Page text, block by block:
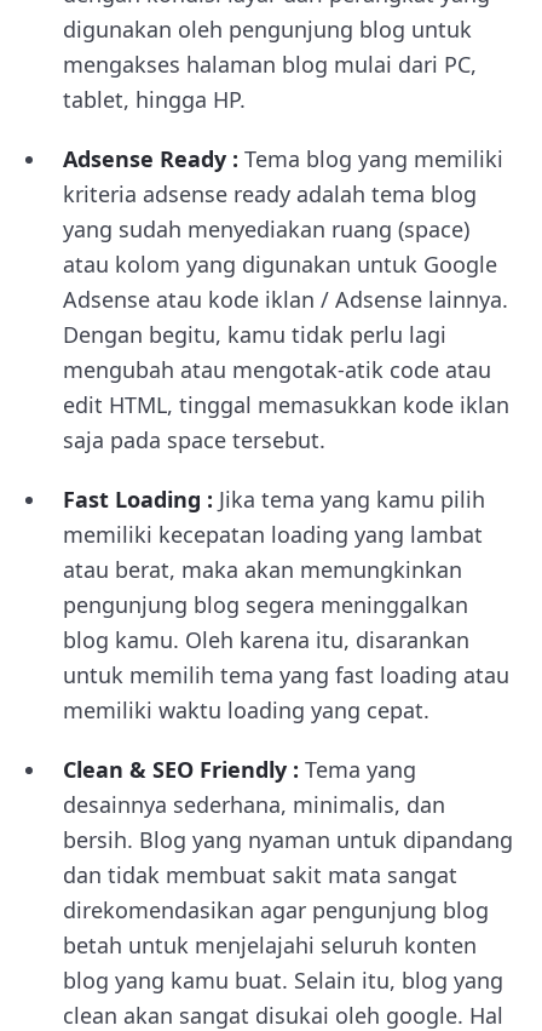
digunakan oleh pengunjung blog untuk
mengakses halaman blog mulai dari PC,
tablet, hingga HP.
Adsense Ready : Tema blog yang memiliki
kriteria adsense ready adalah tema blog
yang sudah menyediakan ruang (space)
atau kolom yang digunakan untuk Google
Adsense atau kode iklan / Adsense lainnya.
Dengan begitu, kamu tidak perlu lagi
mengubah atau mengotak-atik code atau
edit HTML, tinggal memasukkan kode iklan
saja pada space tersebut.
Fast Loading : Jika tema yang kamu pilih
memiliki kecepatan loading yang lambat
atau berat, maka akan memungkinkan
pengunjung blog segera meninggalkan
blog kamu. Oleh karena itu, disarankan
untuk memilih tema yang fast loading atau
memiliki waktu loading yang cepat.
Clean & SEO Friendly : Tema yang
desainnya sederhana, minimalis, dan
bersih. Blog yang nyaman untuk dipandang
dan tidak membuat sakit mata sangat
direkomendasikan agar pengunjung blog
betah untuk menjelajahi seluruh konten
blog yang kamu buat. Selain itu, blog yang
clean akan sangat disukai oleh google. Hal